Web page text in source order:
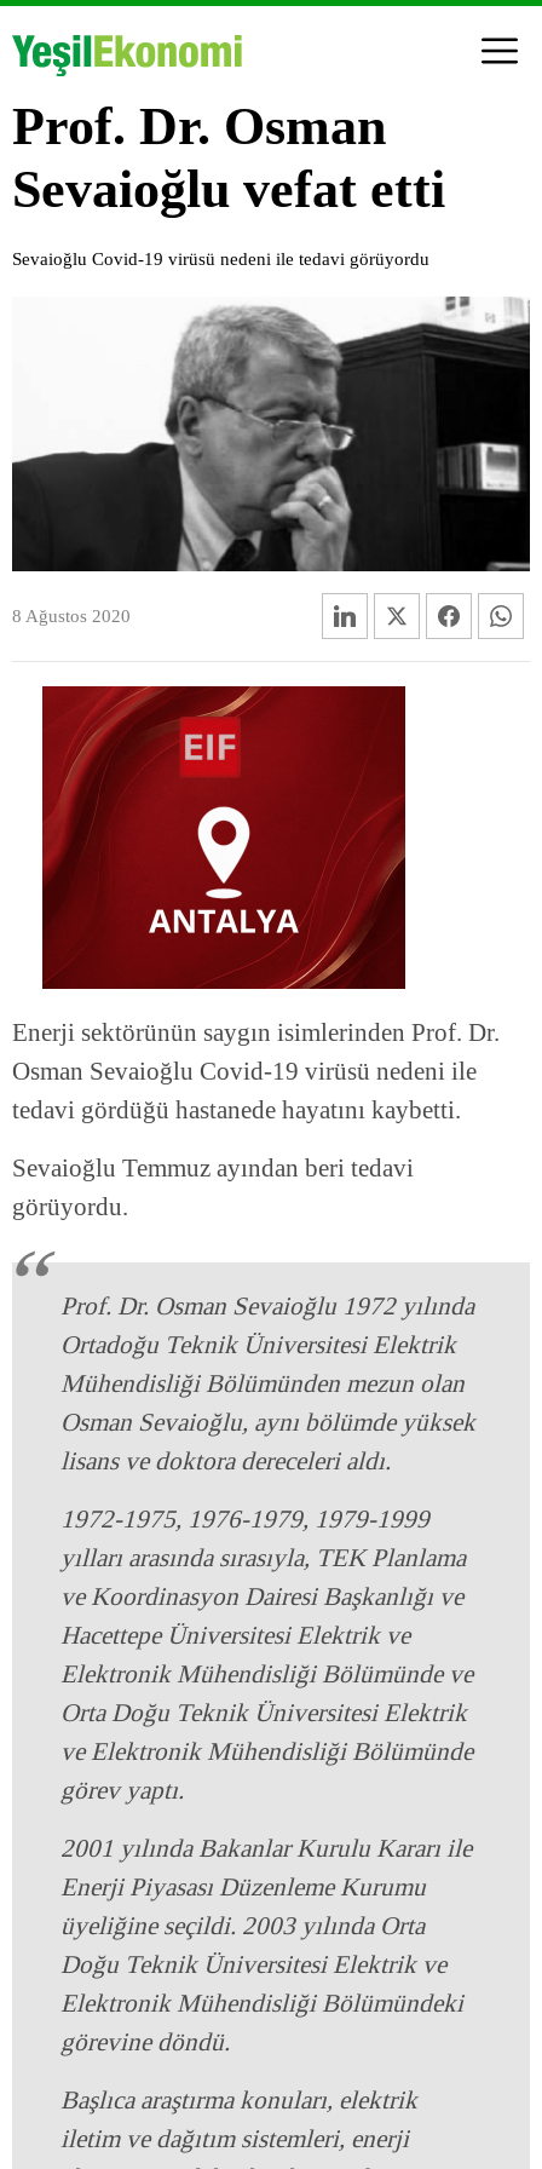
Prof. Dr. Osman
Sevaioğlu vefat etti
Sevaioğlu Covid-19 virüsü nedeni ile tedavi görüyordu
8 Ağustos 2020
Enerji sektörünün saygın isimlerinden Prof. Dr.
Osman Sevaioğlu Covid-19 virüsü nedeni ile
tedavi gördüğü hastanede hayatını kaybetti.
Sevaioğlu Temmuz ayından beri tedavi
görüyordu.
Prof. Dr. Osman Sevaioğlu 1972 yılında
Ortadoğu Teknik Üniversitesi Elektrik
Mühendisliği Bölümünden mezun olan
Osman Sevaioğlu, aynı bölümde yüksek
lisans ve doktora dereceleri aldı.
1972-1975, 1976-1979, 1979-1999
yılları arasında sırasıyla, TEK Planlama
ve Koordinasyon Dairesi Başkanlığı ve
Hacettepe Üniversitesi Elektrik ve
Elektronik Mühendisliği Bölümünde ve
Orta Doğu Teknik Üniversitesi Elektrik
ve Elektronik Mühendisliği Bölümünde
görev yaptı.
2001 yılında Bakanlar Kurulu Kararı ile
Enerji Piyasası Düzenleme Kurumu
üyeliğine seçildi. 2003 yılında Orta
Doğu Teknik Üniversitesi Elektrik ve
Elektronik Mühendisliği Bölümündeki
görevine döndü.
Başlıca araştırma konuları, elektrik
iletim ve dağıtım sistemleri, enerji